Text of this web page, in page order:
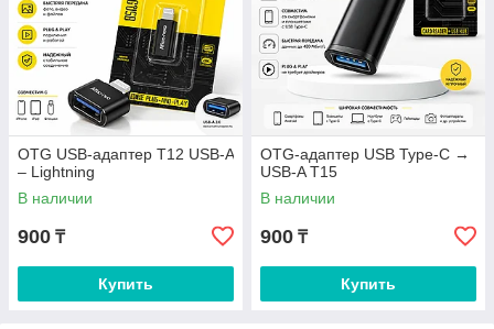
OTG USB-адаптер T12 USB-A
– Lightning
В наличии
900 ₸
Купить
OTG-адаптер USB Type-C →
USB-A T15
В наличии
900 ₸
Купить